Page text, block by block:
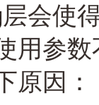
会使
用参
原因：